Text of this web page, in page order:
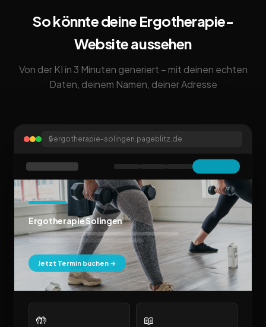
So könnte deine Ergotherapie-
Website aussehen
Von der KI in 3 Minuten generiert – mit deinen echten
Daten, deinem Namen, deiner Adresse
🔒ergotherapie-solingen.pageblitz.de
Ergotherapie Solingen
Jetzt Termin buchen →
🤲 📖